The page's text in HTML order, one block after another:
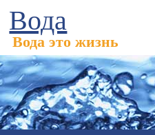
Вода
Вода это жизнь